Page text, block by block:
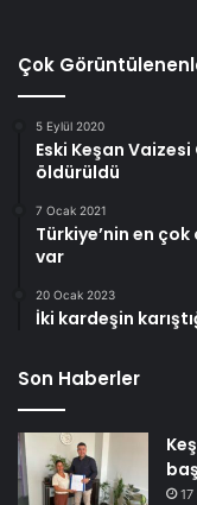
Çok
5 Eylül 2020
Eski Keşan
öldürüldü
7 Ocak 2021
Türkiye’nin en
var
20 Ocak 2023
İki kardeşin
Son Haberler